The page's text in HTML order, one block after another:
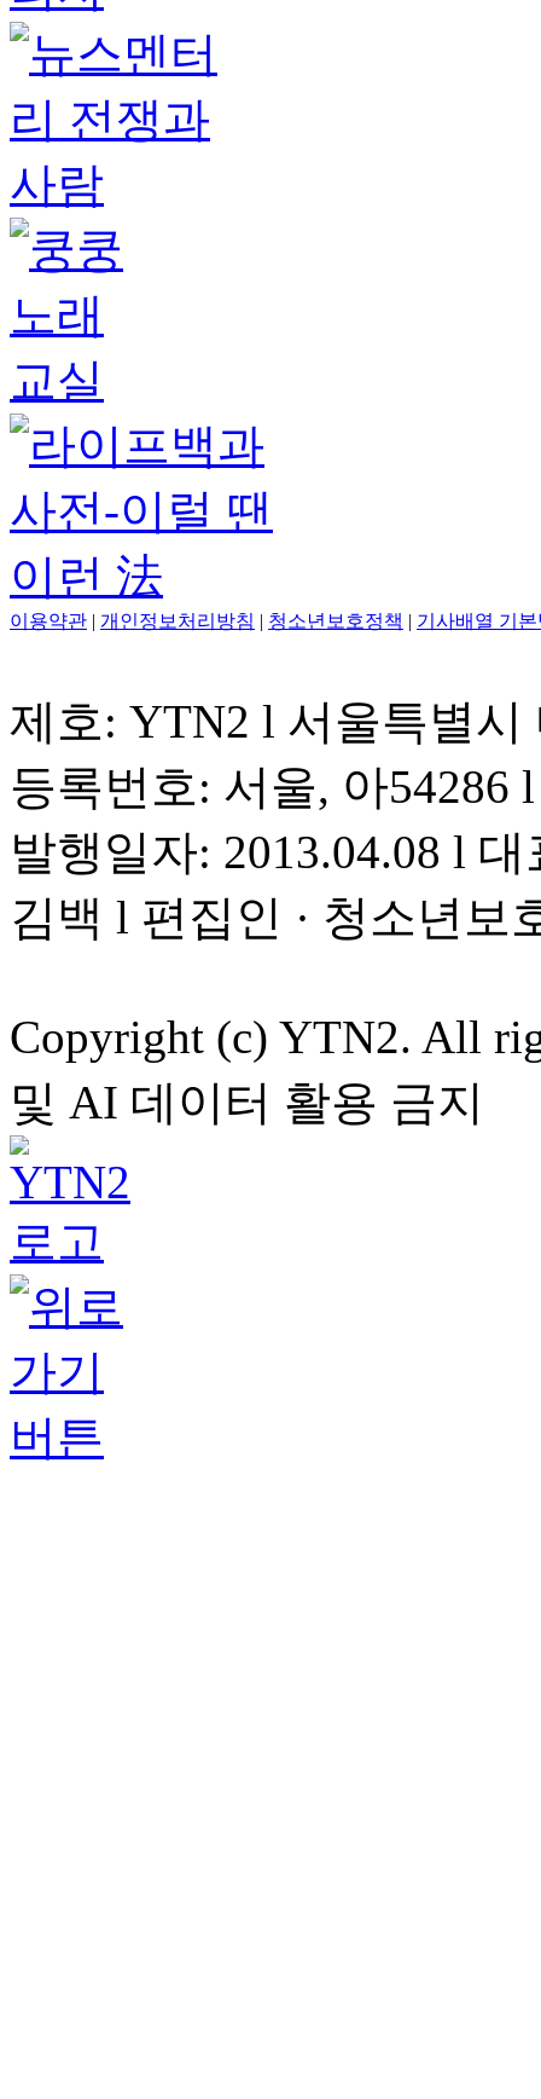
이용약관 개인정보처리방침 청소년보호정책 기사배열 기
제호: YTN2 l 서울특별
등록번호: 서울, 아54286
발행일자: 2013.04.08 l
김백 l 편집인 · 청소년보
Copyright (c) YTN2. All
및 AI 데이터 활용 금지